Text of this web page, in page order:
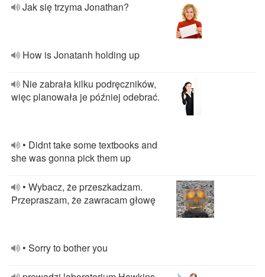
Jak się trzyma Jonathan?
How is Jonatanh holding up
Nie zabrała kilku podręczników,
więc planowała je później odebrać.
• Didnt take some textbooks and
she was gonna pick them up
• Wybacz, że przeszkadzam.
Przepraszam, że zawracam głowę
• Sorry to bother you